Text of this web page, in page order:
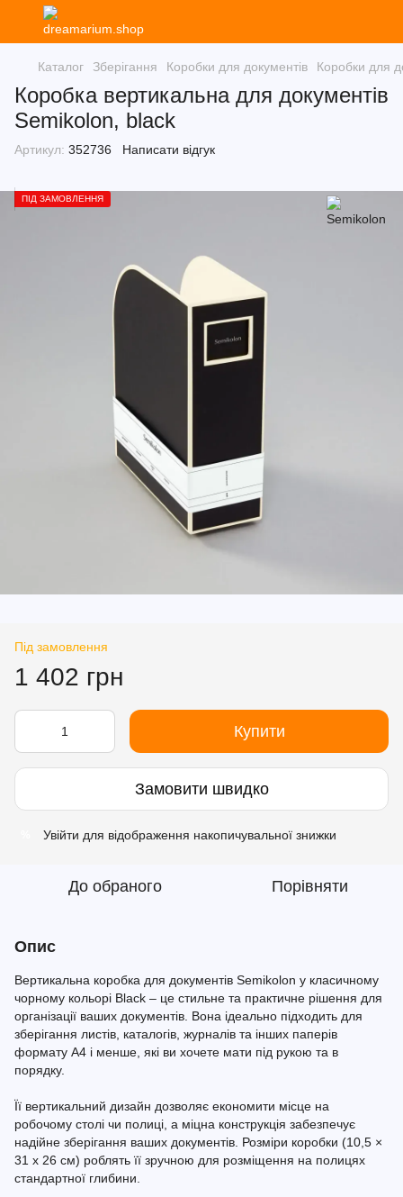
Каталог Зберігання Коробки для документів Коробки для
Коробка вертикальна для документів
Semikolon, black
Артикул: 352736 Написати відгук
ПІД ЗАМОВЛЕННЯ
Під замовлення
1 402 грн
Купити
Замовити швидко
Увійти для відображення накопичувальної знижки
До обраного Порівняти
Опис
Вертикальна коробка для документів Semikolon у класичному
чорному кольорі Black – це стильне та практичне рішення для
організації ваших документів. Вона ідеально підходить для
зберігання листів, каталогів, журналів та інших паперів
формату A4 і менше, які ви хочете мати під рукою та в
порядку.
Її вертикальний дизайн дозволяє економити місце на
робочому столі чи полиці, а міцна конструкція забезпечує
надійне зберігання ваших документів. Розміри коробки (10,5 ×
31 х 26 см) роблять її зручною для розміщення на полицях
стандартної глибини.